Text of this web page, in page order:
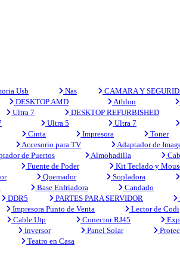
Usb Nas CAMARA Y
DESKTOP AMD Athlon
Ultra 7 DESKTOP REFURBISHED
Ultra 5 Ultra 7
Cinta Impresora Toner
Accesorio para TV Adaptador de
de Puertos Almohadilla
Fuente de Poder Kit Teclado y
Quemador Sopladora
Base Enfriadora Candado
DDR5 PARTES PARA SERVIDOR
Impresora Punto de Venta Lector de
Cable Utp Conector RJ45
Inversor Panel Solar
Teatro en Casa